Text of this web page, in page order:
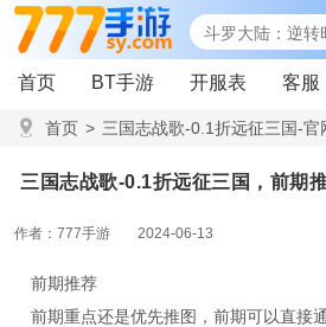
首页 BT手游 开服表 客服
首页 > 三国志战歌-0.1折远征三国-官
三国志战歌-0.1折远征三国，前期
作者：777手游 2024-06-13
前期推荐
前期重点还是优先推图，前期可以直接